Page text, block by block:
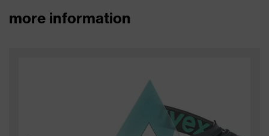
more information